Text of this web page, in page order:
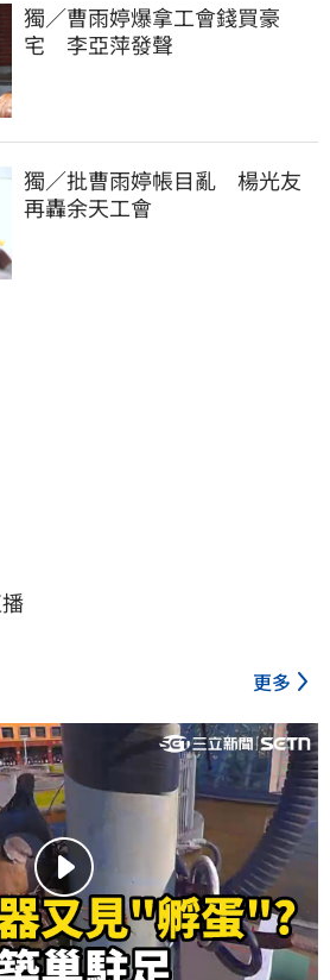
獨／曹雨婷爆拿工會錢買豪
宅　李亞萍發聲
獨／批曹雨婷帳目亂　楊光友
再轟余天工會
更多